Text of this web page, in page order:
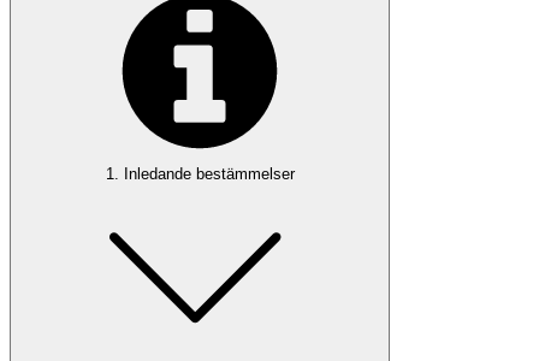
​1. Inledande bestämmelser